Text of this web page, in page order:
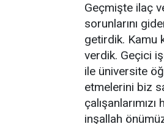
Geçmişte ilaç
sorunlarını
getirdik. Kamu
verdik. Geçici
ile üniversite
etmelerini biz
inşallah